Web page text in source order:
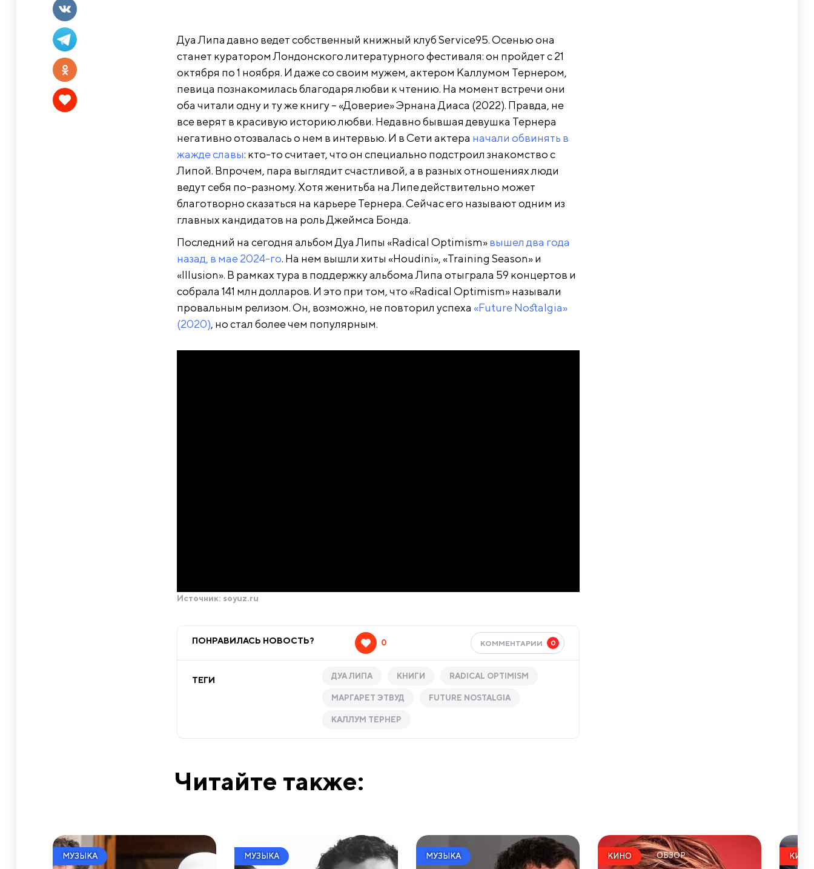
Дуа Липа давно ведет собственный книжный клуб Service95. Осенью она
станет куратором Лондонского литературного фестиваля: он пройдет с 21
октября по 1 ноября. И даже со своим мужем, актером Каллумом Тернером,
певица познакомилась благодаря любви к чтению. На момент встречи они
оба читали одну и ту же книгу – «Доверие» Эрнана Диаса (2022). Правда, не
все верят в красивую историю любви. Недавно бывшая девушка Тернера
негативно отозвалась о нем в интервью. И в Сети актера начали обвинять в
жажде славы: кто-то считает, что он специально подстроил знакомство с
Липой. Впрочем, пара выглядит счастливой, а в разных отношениях люди
ведут себя по-разному. Хотя женитьба на Липе действительно может
благотворно сказаться на карьере Тернера. Сейчас его называют одним из
главных кандидатов на роль Джеймса Бонда.
Последний на сегодня альбом Дуа Липы «Radical Optimism»вышел два года
назад, в мае 2024-го. На нем вышли хиты «Houdini», «Training Season» и
«Illusion». В рамках тура в поддержку альбома Липа отыграла 59 концертов и
собрала 141 млн долларов. И это при том, что «Radical Optimism» называли
провальным релизом. Он, возможно, не повторил успеха «Future Nostalgia»
(2020), но стал более чем популярным.
Источник: soyuz.ru
ПОНРАВИЛАСЬ НОВОСТЬ? 0 КОММЕНТАРИИ 0
ТЕГИ ДУА ЛИПА КНИГИ RADICAL OPTIMISM
МАРГАРЕТ ЭТВУД FUTURE NOSTALGIA
КАЛЛУМ ТЕРНЕР
Читайте также:
МУЗЫКА МУЗЫКА МУЗЫКА КИНО ОБЗОР КИНО